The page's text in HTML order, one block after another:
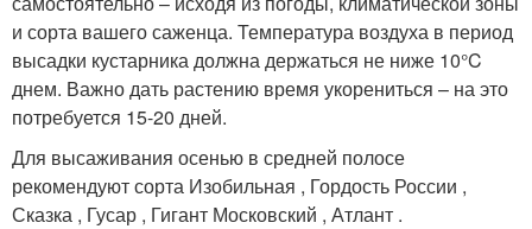
и сорта вашего саженца. Температура воздуха в период
высадки кустарника должна держаться не ниже 10°C
днем. Важно дать растению время укорениться – на это
потребуется 15-20 дней.
Для высаживания осенью в средней полосе
рекомендуют сорта Изобильная , Гордость России ,
Сказка , Гусар , Гигант Московский , Атлант .